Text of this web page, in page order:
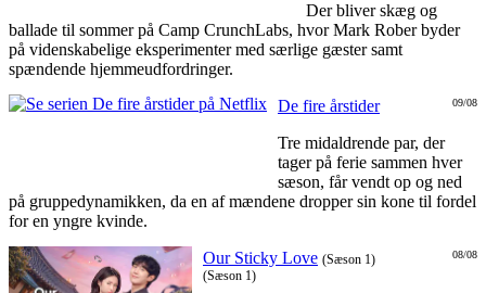
Der bliver skæg og
ballade til sommer på Camp CrunchLabs, hvor Mark Rober byder
på videnskabelige eksperimenter med særlige gæster samt
spændende hjemmeudfordringer.
09/08
De fire årstider
Tre midaldrende par, der
tager på ferie sammen hver
sæson, får vendt op og ned
på gruppedynamikken, da en af mændene dropper sin kone til fordel
for en yngre kvinde.
08/08
Our Sticky Love (Sæson 1)
(Sæson 1)